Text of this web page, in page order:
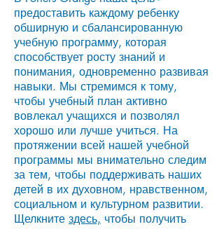
предоставить каждому ребенку
обширную и сбалансированную
учебную программу, которая
способствует росту знаний и
понимания, одновременно развивая
навыки. Мы стремимся к тому,
чтобы учебный план активно
вовлекал учащихся и позволял
хорошо или лучше учиться. На
протяжении всей нашей учебной
программы мы внимательно следим
за тем, чтобы поддерживать наших
детей в их духовном, нравственном,
социальном и культурном развитии.
Щелкните здесь, чтобы получить